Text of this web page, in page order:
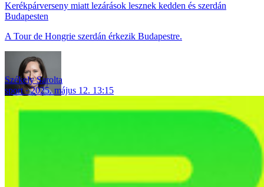
Kerékpárverseny miatt lezárások lesznek kedden és szerdán
Budapesten
A Tour de Hongrie szerdán érkezik Budapestre.
Székely Sarolta
sport
2025. május 12. 13:15